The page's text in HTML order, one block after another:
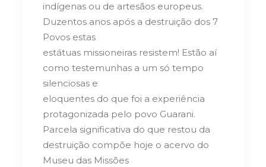
indígenas ou de artesãos europeus.
Duzentos anos após a destruição dos 7
Povos estas
estátuas missioneiras resistem! Estão aí
como testemunhas a um só tempo
silenciosas e
eloquentes do que foi a experiência
protagonizada pelo povo Guarani.
Parcela significativa do que restou da
destruição compõe hoje o acervo do
Museu das Missões